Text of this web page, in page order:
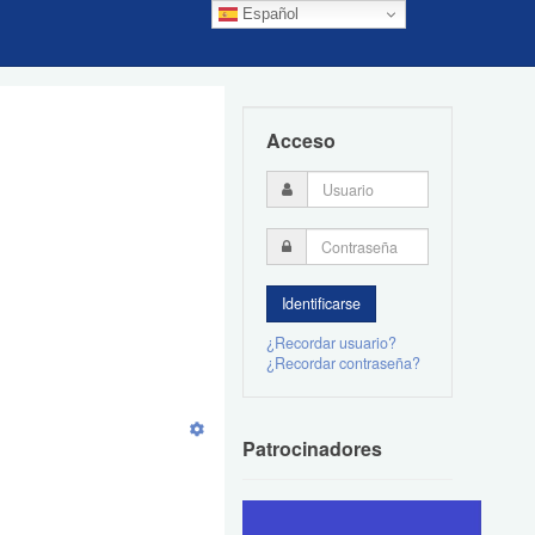
Español
Acceso
¿Recordar usuario?
¿Recordar contraseña?
Patrocinadores